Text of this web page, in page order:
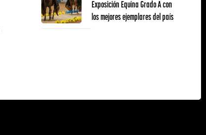
Exposición Equina Grado A con
los mejores ejemplares del país